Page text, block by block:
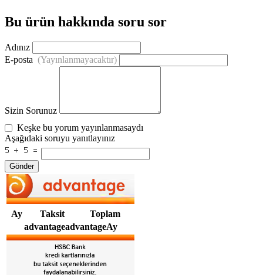
Bu ürün hakkında soru sor
Adınız
E-posta (Yayınlanmayacaktır)
Sizin Sorunuz
Keşke bu yorum yayınlanmasaydı
Aşağıdaki soruyu yanıtlayınız
Gönder
Ay Taksit
Toplam
advantageadvantageAy